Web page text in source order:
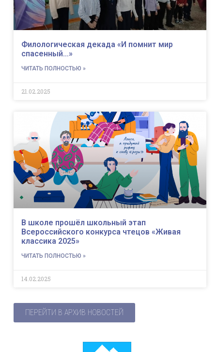
Филологическая декада «И помнит мир
спасенный…»
ЧИТАТЬ ПОЛНОСТЬЮ »
21.02.2025
В школе прошёл школьный этап
Всероссийского конкурса чтецов «Живая
классика 2025»
ЧИТАТЬ ПОЛНОСТЬЮ »
14.02.2025
ПЕРЕЙТИ В АРХИВ НОВОСТЕЙ